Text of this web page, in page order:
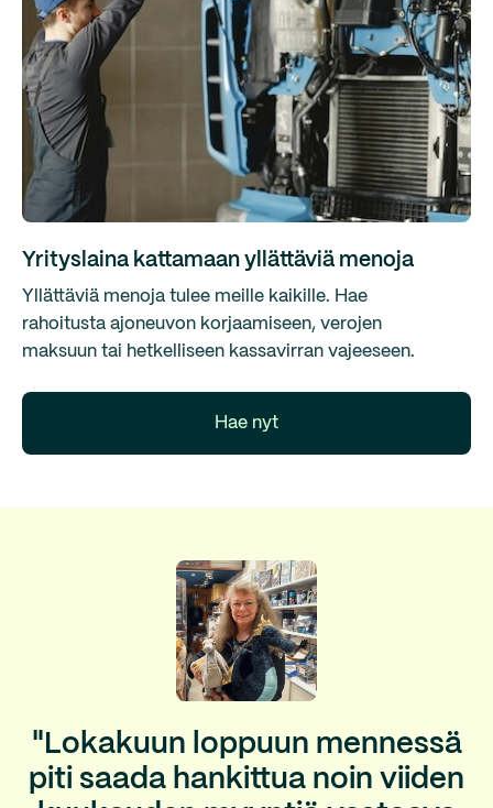
Yrityslaina kattamaan yllättäviä menoja
Yllättäviä menoja tulee meille kaikille. Hae
rahoitusta ajoneuvon korjaamiseen, verojen
maksuun tai hetkelliseen kassavirran vajeeseen.
Hae nyt
"Lokakuun loppuun mennessä
piti saada hankittua noin viiden